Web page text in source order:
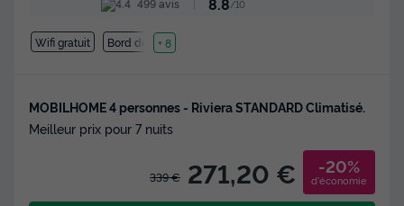
/10
Wifi gratuit Bord de mer
+ 8
MOBILHOME 4 personnes - Riviera STANDARD Climatisé.
Meilleur prix pour 7 nuits
339 € 271,20 € -20%
d'économie